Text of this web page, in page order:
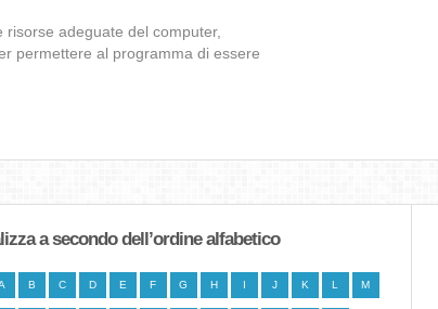
risorse adeguate del computer,
permettere al programma di essere
a secondo dell’ordine alfabetico
B C D E F G H I J K L M